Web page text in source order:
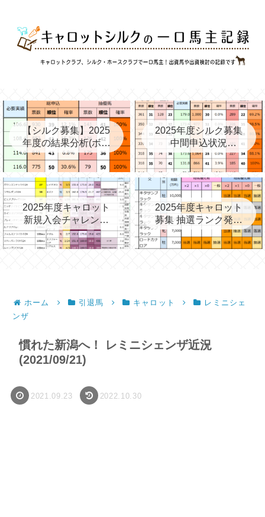
【シルク募集】2025
年度の結果分析(ボー
ダー、確率、昨年度
との比較など)
2025年度シルク募集
中間申込状況
②(08/06)と昨年の中
間③→最終
2025年度キャロット
新規入会チャレンジ
と第2次募集を考える
2025年度キャロット
募集 抽選ランク発表
(09/11)
ホーム 引退馬 キャロット
レミニシェ
ンザ
慣れた新潟へ！ レミニシェンザ近況
(2021/09/21)
2021.09.23 2022.10.30